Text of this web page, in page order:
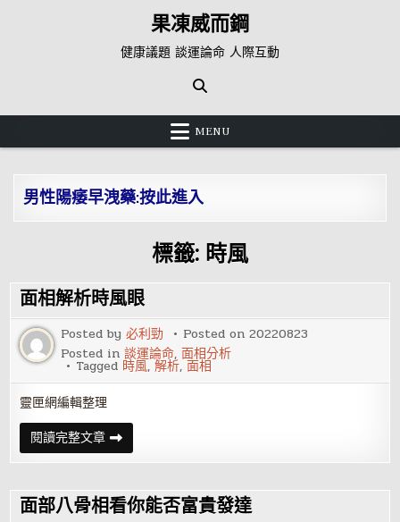
果凍威而鋼
健康議題 談運論命 人際互動
MENU
男性陽痿早洩藥:按此進入
標籤: 時風
面相解析時風眼
Posted by必利勁 Posted on20220823
Posted in談運論命,面相分析
Tagged 時風,解析,面相
靈匣網編輯整理
閱讀完整文章面
相
解
時
風
眼
面部八骨相看你能否富貴發達